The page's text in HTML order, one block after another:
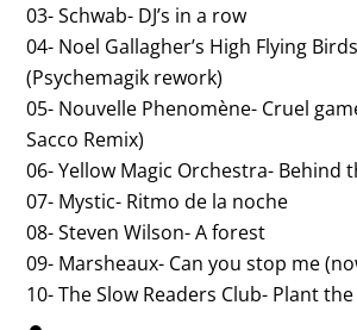
03- Schwab- DJ’s in a row
04- Noel Gallagher’s High Flying
(Psychemagik rework)
05- Nouvelle Phenomène- Cruel
Sacco Remix)
06- Yellow Magic Orchestra- Behind
07- Mystic- Ritmo de la noche
08- Steven Wilson- A forest
09- Marsheaux- Can you stop me
10- The Slow Readers Club- Plant